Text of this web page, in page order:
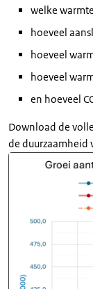
welke
hoeveel
hoeveel
hoeveel
en hoeveel
Download de
de